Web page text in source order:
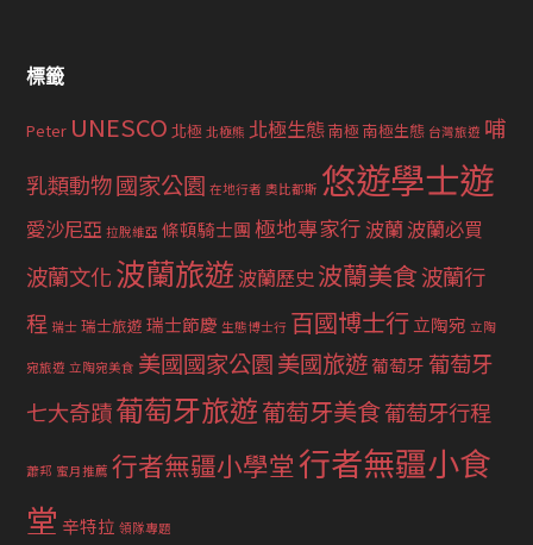
標籤
Peter UNESCO 北極 北極熊 北極生態南極 南極生態 台灣旅遊 哺
乳類動物國家公園 在地行者 奧比都斯 悠遊學士遊
愛沙尼亞 拉脫維亞 條頓騎士團 極地專家行 波蘭波蘭必買
波蘭文化波蘭旅遊 波蘭歷史波蘭美食波蘭行
程 瑞士 瑞士旅遊 瑞士節慶 生態博士行 百國博士行立陶宛 立陶
宛旅遊 立陶宛美食 美國國家公園美國旅遊葡萄牙 葡萄牙
七大奇蹟葡萄牙旅遊葡萄牙美食葡萄牙行程
蕭邦 蜜月推薦 行者無疆小學堂行者無疆小食
堂 辛特拉 領隊專題